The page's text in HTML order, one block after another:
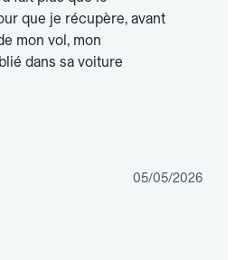
que je récupère, avant
mon vol, mon
dans sa voiture
05/05/2026